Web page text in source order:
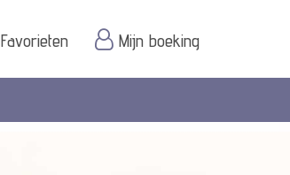
Favorieten Mijn boeking